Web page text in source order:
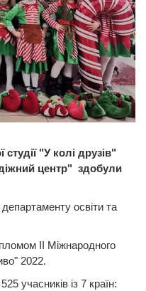
"У колі друзів"
центр" здобули
освіти та
ІІ Міжнародного
2022.
учасників із 7 країн: